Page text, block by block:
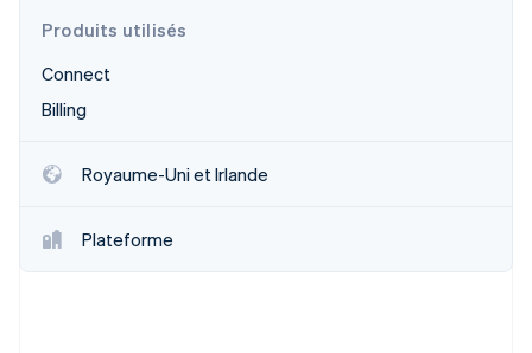
Prévention de la fraude
Atlas
Climate
Élimination du carbone
Identity
Vérification de l'identité
Stripe App Marketplace
Produits utilisés
Connect
Billing
Royaume-Uni et Irlande
Plateforme